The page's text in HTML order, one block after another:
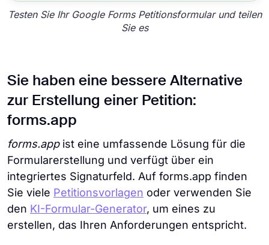
Testen Sie Ihr Google Forms Petitionsformular und teilen
Sie es
Sie haben eine bessere Alternative
zur Erstellung einer Petition:
forms.app
forms.appist eine umfassende Lösung für die
Formularerstellung und verfügt über ein
integriertes Signaturfeld. Auf forms.app finden
Sie viele Petitionsvorlagen oder verwenden Sie
den KI-Formular-Generator, um eines zu
erstellen, das Ihren Anforderungen entspricht.